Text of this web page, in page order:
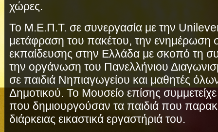
χώρες.
Το Μ.Ε.Π.Τ. σε συνεργασία με την
μετάφραση του πακέτου, την ενημέρωση
εκπαίδευσης στην Ελλάδα με σκοπό τη
την οργάνωση του Πανελλήνιου
σε παιδιά Νηπιαγωγείου και μαθητές
Δημοτικού. Το Μουσείο επίσης
που δημιουργούσαν τα παιδιά που
διάρκειας εικαστικά εργαστήριά του.